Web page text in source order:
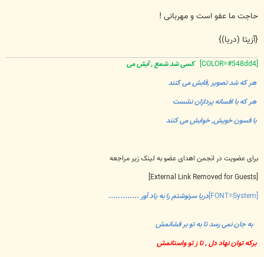
حاجت ما عفو است و مهربانی !
{آزیتا (دریا)}
کسی شد شمع , آبش می
هر که شد تصویر ,قابش می کنند
هر که با افسانه پردازان نشست
با فسون خویش, خوابش می کنند
برای عضویت در انجمن اهدای عضو به لینک زیر مراجعه
دریا سرنوشتم را به یاد آور .............
به جان نمی رسد تا به تو بر فشانمش
برکه توان نهاد دل , تا ز تو واستانمش